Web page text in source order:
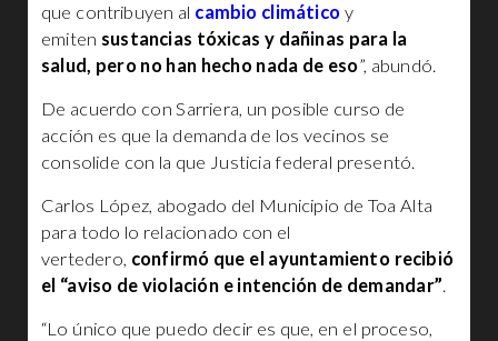
que contribuyen al cambio climático y
emiten sustancias tóxicas y dañinas para la
salud, pero no han hecho nada de eso”, abundó.
De acuerdo con Sarriera, un posible curso de
acción es que la demanda de los vecinos se
consolide con la que Justicia federal presentó.
Carlos López, abogado del Municipio de Toa Alta
para todo lo relacionado con el
vertedero, confirmó que el ayuntamiento recibió
el “aviso de violación e intención de demandar”.
“Lo único que puedo decir es que, en el proceso,